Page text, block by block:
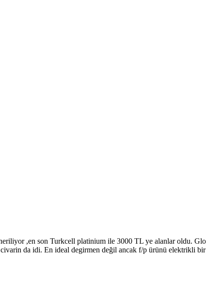
,en son Turkcell platinium ile 3000 TL ye alanlar oldu.
da idi. En ideal degirmen değil ancak f/p ürünü elektrikli